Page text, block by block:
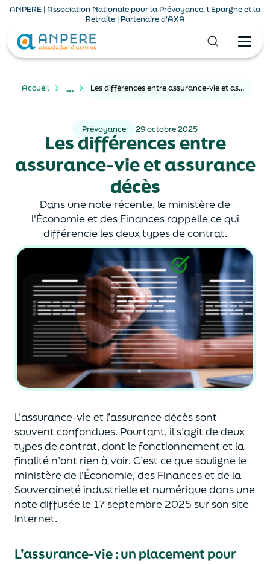
ANPERE | Association Nationale pour la Prévoyance, l'Epargne et la
Retraite | Partenaire d'AXA
Accueil ... Les différences entre assurance-vie et assurance décès
Prévoyance 29 octobre 2025
Les différences entre
assurance-vie et assurance
décès
Dans une note récente, le ministère de
l'Économie et des Finances rappelle ce qui
différencie les deux types de contrat.
L’assurance-vie et l’assurance décès sont
souventconfondues. Pourtant, il s’agit de deux
types de contrat, dont le fonctionnement et la
finalité n’ont rien à voir. C’est ce que souligne le
ministère de l'Économie, des Financeset de la
Souveraineté industrielle et numériquedans une
note diffusée le 17 septembre 2025 sur son site
Internet.
L’assurance-vie : un placement pour